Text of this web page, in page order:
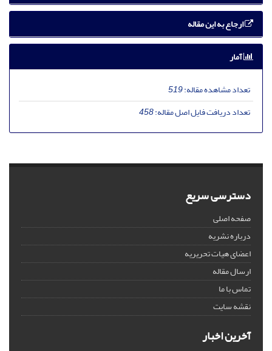
ارجاع به این مقاله
آمار
تعداد مشاهده مقاله:519
تعداد دریافت فایل اصل مقاله:458
دسترسی سریع
صفحه اصلی
درباره نشریه
اعضای هیات تحریریه
ارسال مقاله
تماس با ما
نقشه سایت
آخرین اخبار